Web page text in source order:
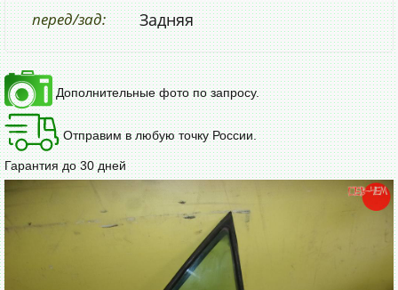
перед/зад: Задняя
Дополнительные фото по запросу.
Отправим в любую точку России.
Гарантия до 30 дней